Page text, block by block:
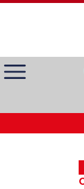
Actualidad
Minería